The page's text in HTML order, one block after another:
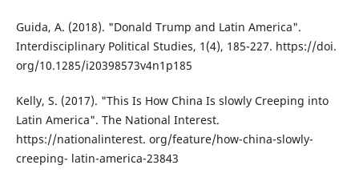
Guida, A. (2018). "Donald Trump and Latin America".
Interdisciplinary Political Studies, 1(4), 185-227. https://doi.
org/10.1285/i20398573v4n1p185
Kelly, S. (2017). "This Is How China Is slowly Creeping into
Latin America". The National Interest.
https://nationalinterest. org/feature/how-china-slowly-
creeping- latin-america-23843